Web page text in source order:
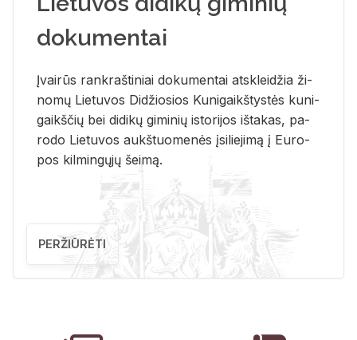
dokumentai
Įvai­rūs rank­raš­ti­niai do­ku­men­tai at­sklei­džia ži­
no­mų Lie­tu­vos Di­džio­sios Ku­ni­gaikš­tys­tės ku­ni­
gaikš­čių bei di­di­kų gi­mi­nių is­to­ri­jos iš­ta­kas, pa­
ro­do Lie­tu­vos aukš­tuo­me­nės įsi­lie­ji­mą į Eu­ro­
pos kil­min­gų­jų šei­mą.
PERŽIŪRĖTI